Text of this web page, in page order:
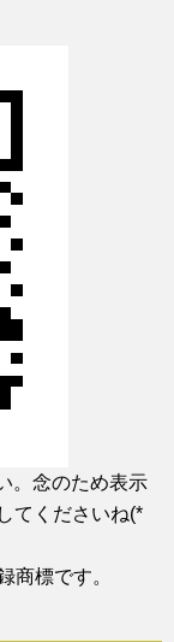
。念のため表示
てくださいね(*
商標です。